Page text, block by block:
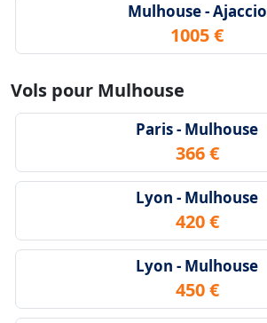
Mulhouse - Ajaccio
1005 €
Vols pour Mulhouse
Paris - Mulhouse
366 €
Lyon - Mulhouse
420 €
Lyon - Mulhouse
450 €